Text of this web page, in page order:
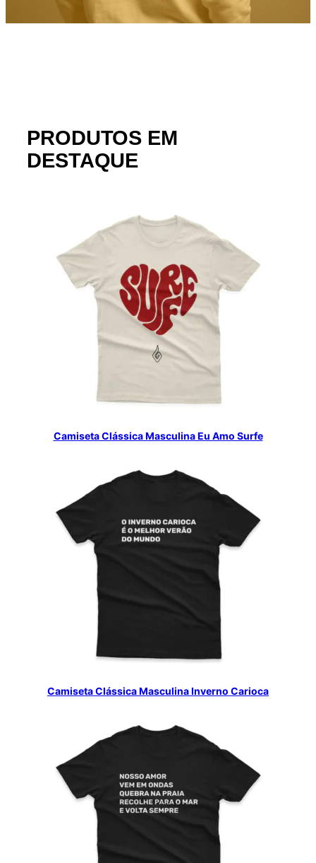
PRODUTOS EM
DESTAQUE
Camiseta Clássica Masculina Eu Amo Surfe
Camiseta Clássica Masculina Inverno Carioca